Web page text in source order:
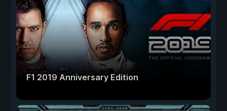
F1 2019 Anniversary Edition